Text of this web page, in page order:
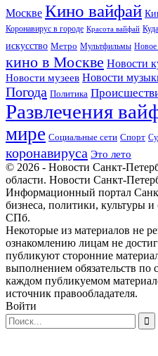
Москве Кино вайфай
Коронавирус в городе Красота вайфай
искусство Метро Мультфильмы Новое
кино в Москве Новости
Новости музеев Новости
Погода Политика
Развлечения
мире Социальные сети Спорт
коронавируса Это лето
© 2026 - Новости Санкт-
области. Новости Санкт-
Информационный портал
бизнеса, политики, культуры
СПб.
Некоторые из материалов не
ознакомлению лицам не
публикуют сторонние
выполнением обязательств
каждом публикуемом
источник правообладателя.
Войти